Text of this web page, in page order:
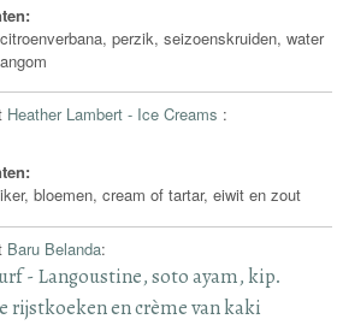
perzik, seizoenskruiden, water
Heather Lambert - Ice Creams :
bloemen, cream of tartar, eiwit en zout
Baru Belanda:
- Langoustine, soto ayam, kip.
rijstkoeken en crème van kaki